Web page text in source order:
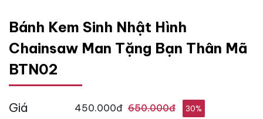
Bánh Kem Sinh Nhật Hình
Chainsaw Man Tặng Bạn Thân Mã
BTN02
Giá 450.000đ 650.000đ 30%